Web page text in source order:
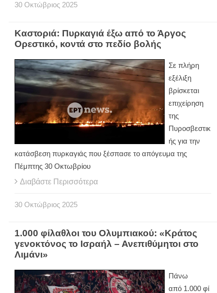
30 Οκτώβριος 2025
Καστοριά: Πυρκαγιά έξω από το Άργος
Ορεστικό, κοντά στο πεδίο βολής
Σε πλήρη
εξέλιξη
βρίσκεται
επιχείρηση
της
Πυροσβεστικ
ής για την
κατάσβεση πυρκαγιάς που ξέσπασε το απόγευμα της
Πέμπτης 30 Οκτωβρίου
Διαβάστε Περισσότερα
30 Οκτώβριος 2025
1.000 φίλαθλοι του Ολυμπιακού: «Κράτος
γενοκτόνος το Ισραήλ – Ανεπιθύμητοι στο
Λιμάνι»
Πάνω
από 1.000 φί